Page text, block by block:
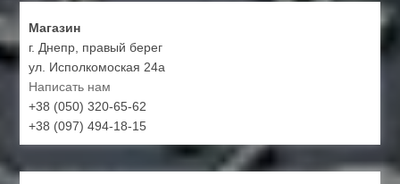
Магазин
г. Днепр, правый берег
ул. Исполкомоская 24а
Написать нам
+38 (050) 320-65-62
+38 (097) 494-18-15